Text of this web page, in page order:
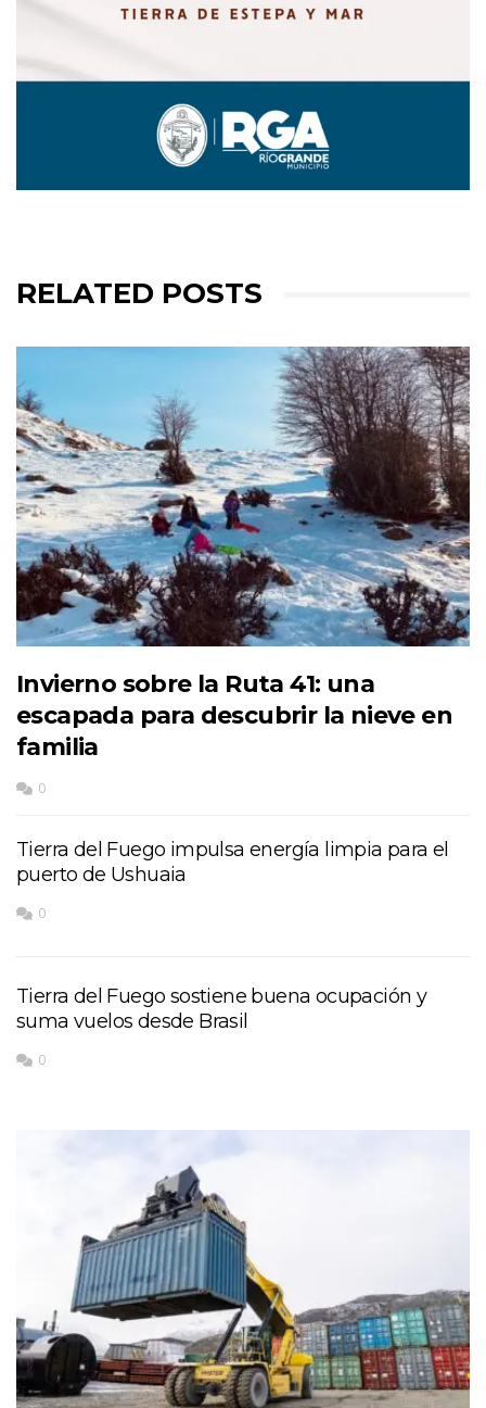
RELATED POSTS
Invierno sobre la Ruta 41: una
escapada para descubrir la nieve en
familia
0
Tierra del Fuego impulsa energía limpia para el
puerto de Ushuaia
0
Tierra del Fuego sostiene buena ocupación y
suma vuelos desde Brasil
0